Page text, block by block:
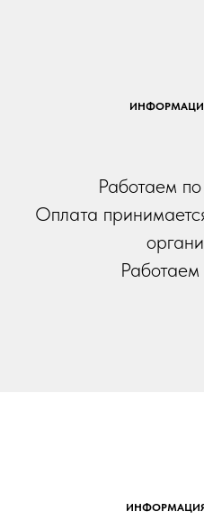
Работаем
Оплата